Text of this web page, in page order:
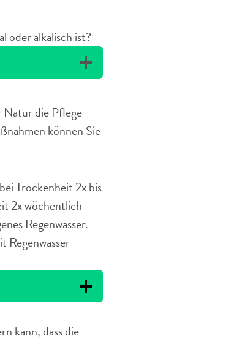
oder alkalisch ist?
die Pflege
können Sie
Trockenheit 2x bis
2x wöchentlich
Regenwasser.
Regenwasser
kann, dass die